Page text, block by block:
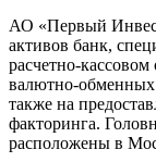
АО «Первый
активов банк,
расчетно-
валютно-
также на
факторинга.
расположены в